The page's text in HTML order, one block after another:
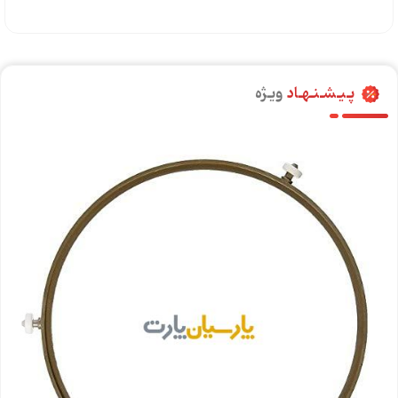
پـیـشـنـهـادویـژه